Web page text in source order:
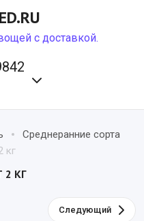
с доставкой.
Среднеранние сорта
кг
2 КГ
Следующий